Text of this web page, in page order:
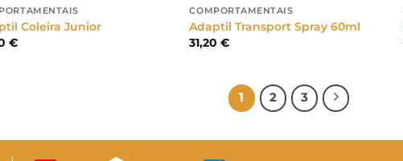
Coleira Junior
€
COMPORTAMENTAIS
Adaptil Transport Spray 60ml
31,20€
1 2 3